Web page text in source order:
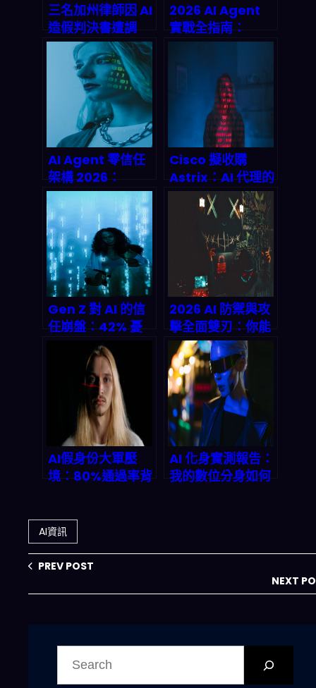
三名加州律師因 AI
造假判決書遭調
查：2026 法律文
件自動化的「人機
協同」怎麼做才不
踩雷？
2026 AI Agent
實戰全指南：
InfoQ 基準測試、
框架設計與 LLM
Agentic
Workflows 落地
挑戰大解密
（Gartner 2.52
兆美元預測 + 40%
失敗風險避坑）
AI Agent 零信任
架構 2026：
Anthropic
Managed
Agents vs
NVIDIA
NeMO‑CLAW 到
底誰的「爆炸半
徑」更小？
Cisco 擬收購
Astrix：AI 代理的
「透明度/可信度/
準則遵循」要怎麼
落地到企業安全？
Gen Z 對 AI 的信
任崩盤：42% 憂
心風險上升、企業
與教育怎麼補上
「數位信任落差」
2026 AI 防禦與攻
擊全面雙刃：你能
不能把 SOC、零
信任與身份治理接
起來？
AI假身份大軍壓
境：80%通過率背
AI 化身實測報告：
我的數位分身如何
AI資訊
PREV POST
NEXT